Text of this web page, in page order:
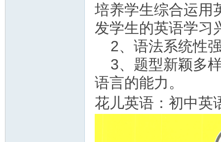
培养学生综合运用
发学生的英语学习
2、语法系统性
3、题型新颖多
语言的能力。
花儿英语：初中英